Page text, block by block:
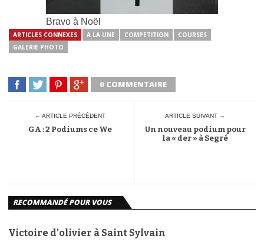
Bravo à Noël
ARTICLES CONNEXES A LA UNE COMPETITION
COURSES
GALERIE PHOTO
0 COMMENTAIRE
← ARTICLE PRÉCÉDENT
GA : 2 Podiums ce We
ARTICLE SUIVANT →
Un nouveau podium pour
la « der » à Segré
RECOMMANDÉ POUR VOUS
Victoire d’olivier à Saint Sylvain